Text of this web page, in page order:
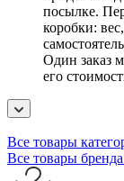
посылке.
коробки:
Один заказ
его
Все товары
Все товары